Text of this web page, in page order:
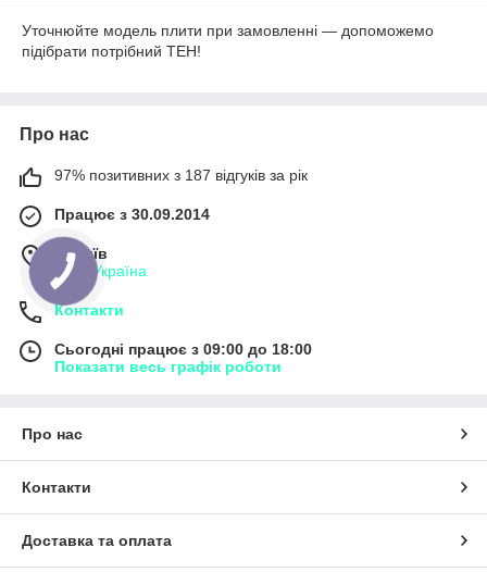
Уточнюйте модель плити при замовленні — допоможемо
підібрати потрібний ТЕН!
Про нас
97% позитивних з 187 відгуків за рік
Працює з 30.09.2014
м. Київ
Київ, Україна
Контакти
Сьогодні працює з 09:00 до 18:00
Показати весь графік роботи
Про нас
Контакти
Доставка та оплата